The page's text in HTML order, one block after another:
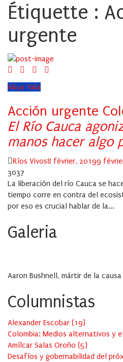
Étiquette :
urgente
Abya Yala
Acción urgente
El Río Cauca
manos hacer algo
Author
Ríos VivosPosted
8 février, 20199
3037
La liberación del río Cauca se
tiempo corre en contra del
por eso es crucial hablar de la...
Galeria
Aaron Bushnell, mártir de la
Columnistas
Alexander Escobar (19)
Colombia: Medios alternativos y
Amílcar Salas Oroño (5)
Desafíos y gobernabilidad del